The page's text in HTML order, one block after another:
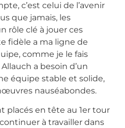
c’est celui de l’avenir
que jamais, les
rôle clé à jouer ces
fidèle а ma ligne de
comme je le fais
a besoin d’un
équipe stable et solide,
nauséabondes.
placés en tête au 1er tour
à travailler dans